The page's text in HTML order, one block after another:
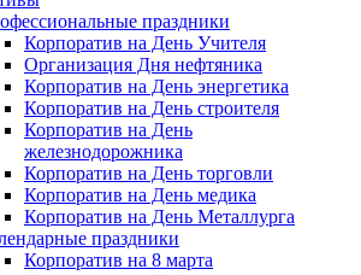
праздники
Корпоратив на День Учителя
Организация Дня нефтяника
Корпоратив на День энергетика
Корпоратив на День строителя
Корпоратив на День
железнодорожника
Корпоратив на День торговли
Корпоратив на День медика
Корпоратив на День Металлурга
праздники
Корпоратив на 8 марта